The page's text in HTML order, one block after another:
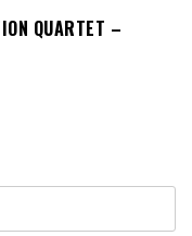
QUARTET –